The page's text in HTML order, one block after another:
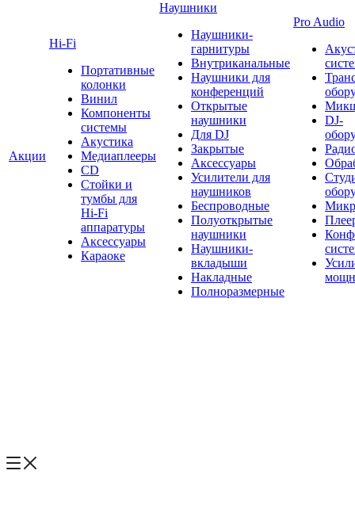
Акции
Hi-Fi
Портативные
колонки
Винил
Компоненты
системы
Акустика
Медиаплееры
CD
Стойки и
тумбы для
Hi-Fi
аппаратуры
Аксессуары
Караоке
Наушники
Наушники-
гарнитуры
Внутриканальные
Наушники для
конференций
Открытые
наушники
Для DJ
Закрытые
Аксессуары
Усилители для
наушников
Беспроводные
Полуоткрытые
наушники
Наушники-
вкладыши
Накладные
Полноразмерные
Pro Audio
DJ-